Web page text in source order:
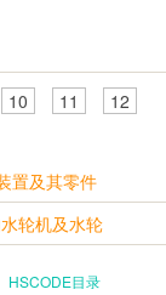
10 11
12
置及其零件
轮机及水轮
HSCODE目录